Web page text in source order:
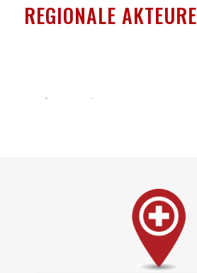
REGIONALE AKTEURE